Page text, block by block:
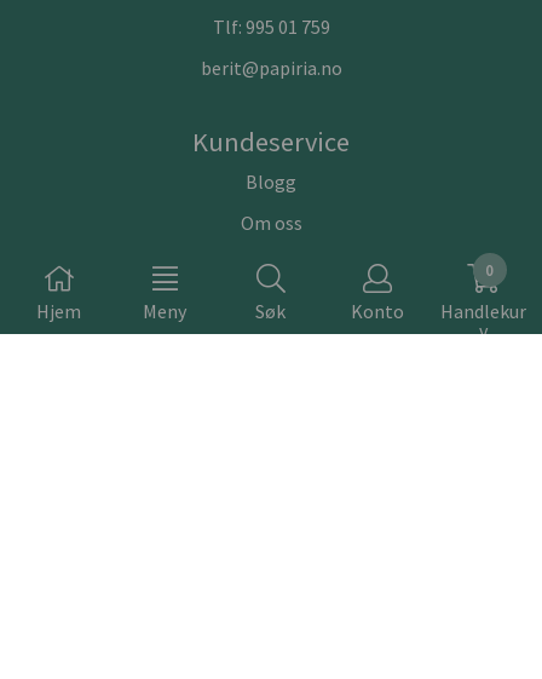
Hjem Meny Søk Konto
0
Handlekur
v
Tlf: 995 01 759
berit@papiria.no
Kundeservice
Blogg
Om oss
Kontakt oss
Betingelser